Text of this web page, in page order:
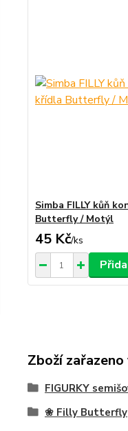
Simba FILLY kůň
Butterfly / Motýl
45 Kč/ks
Zboží
FIGURKY
❀ Filly Butterfly